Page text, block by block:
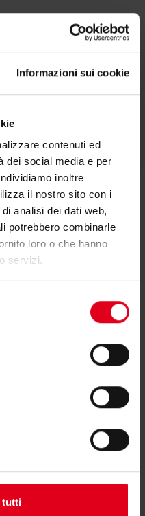
Informazioni sui cookie
contenuti ed
dei social media e per
inoltre
il nostro sito con i
analisi dei dati web,
potrebbero combinarle
loro o che hanno
servizi.
tutti
per RP209?
contatta il
anche